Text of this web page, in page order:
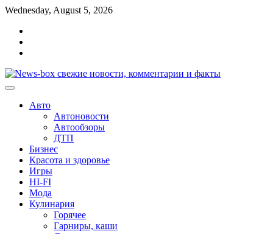
Перейти
содержимому
Wednesday, August 5, 2026
Авто
Автоновости
Автообзоры
ДТП
Бизнес
Красота и здоровье
Игры
HI-FI
Мода
Кулинария
Горячее
Гарниры, каши